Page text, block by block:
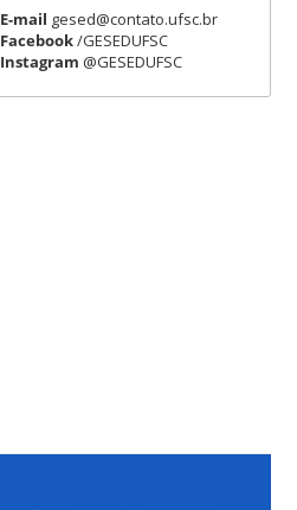
E-mail gesed@contato.ufsc.br
Facebook/GESEDUFSC
Instagram @GESEDUFSC